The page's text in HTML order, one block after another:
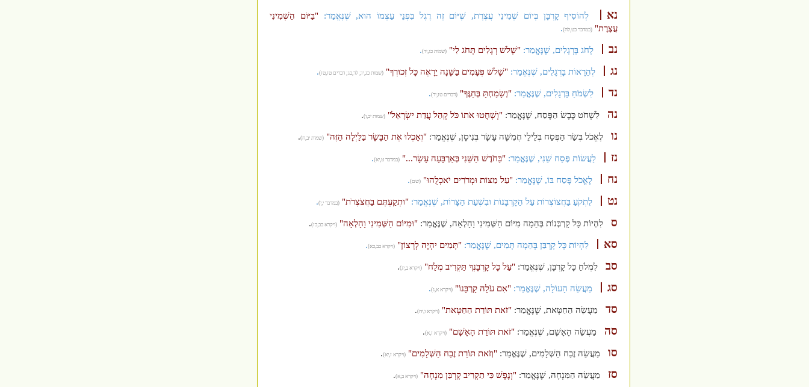
נא לְהוֹסִיף קָרְבָּן בְּיוֹם שְׁמִינִי עֲצֶרֶת, שֶׁיּוֹם זֶה רֶגֶל בִּפְנֵי עַצְמוֹ הוּא, שֶׁנֶּאֱמַר:"בַּיּוֹם הַשְּׁמִינִי
עֲצֶרֶת" (במדבר כט,לה).
נב לָחֹג בָּרְגָלִים, שֶׁנֶּאֱמַר: "שָׁלשׁ רְגָלִים תָּחֹג לִי" (שמות כג,יד).
נג לְהֵרָאוֹת בָּרְגָלִים, שֶׁנֶּאֱמַר: "שָׁלשׁ פְּעָמִים בַּשָּׁנָה יֵרָאֶה כָּל זְכוּרְךָ" (שמות כג,יז; לד,כג; דברים טז,טז).
נד לִשְׂמֹחַ בָּרְגָלִים, שֶׁנֶּאֱמַר: "וְשָׂמַחְתָּ בְּחַגֶּךָ" (דברים טז,יד).
נה לִשְׁחֹט כֶּבֶשׂ הַפֶּסַח, שֶׁנֶּאֱמַר:"וְשָׁחֲטוּ אֹתוֹ כֹּל קְהַל עֲדַת יִשְׂרָאֵל" (שמות יב,ו).
נו לֶאֱכֹל בְּשַׂר הַפֶּסַח בְּלֵילֵי חֲמִשָּׁה עָשָׂר בְּנִיסָן, שֶׁנֶּאֱמַר:"וְאָכְלוּ אֶת הַבָּשָׂר בַּלַּיְלָה הַזֶּה" (שמות יב,ח).
נז לַעֲשׂוֹת פֶּסַח שֵׁנִי, שֶׁנֶּאֱמַר: "בַּחֹדֶשׁ הַשֵּׁנִי בְּאַרְבָּעָה עָשָׂר..." (במדבר ט,יא).
נח לֶאֱכֹל פֶּסַח בּוֹ, שֶׁנֶּאֱמַר: "עַל מַצּוֹת וּמְרֹרִים יֹאכְלֻהוּ" (שם).
נט לִתְקֹעַ בַּחֲצוֹצְרוֹת עַל הַקָּרְבָּנוֹת וּבִשְׁעַת הַצָּרוֹת, שֶׁנֶּאֱמַר: "וּתְקַעְתֶּם בַּחֲצֹצְרֹת" (במדבר י,י).
ס לִהְיוֹת כָּל קָרְבְּנוֹת בְּהֵמָה מִיּוֹם הַשְּׁמִינִי וָהָלְאָה, שֶׁנֶּאֱמַר:"וּמִיּוֹם הַשְּׁמִינִי וָהָלְאָה" (ויקרא כב,כז).
סא לִהְיוֹת כָּל קָרְבַּן בְּהֵמָה תָּמִים, שֶׁנֶּאֱמַר: "תָּמִים יִהְיֶה לְרָצוֹן" (ויקרא כב,כא).
סב לִמְלֹחַ כָּל קָרְבָּן, שֶׁנֶּאֱמַר:"עַל כָּל קָרְבָּנְךָ תַּקְרִיב מֶלַח" (ויקרא ב,יג).
סג מַעֲשֵׂה הָעוֹלָה, שֶׁנֶּאֱמַר: "אִם עֹלָה קָרְבָּנוֹ" (ויקרא א,ג).
סד מַעֲשֵׂה הַחַטָּאת, שֶׁנֶּאֱמַר:"זֹאת תּוֹרַת הַחַטָּאת" (ויקרא ו,יח).
סה מַעֲשֵׂה הָאָשָׁם, שֶׁנֶּאֱמַר:"זֹאת תּוֹרַת הָאָשָׁם" (ויקרא ז,א).
סו מַעֲשֵׂה זֶבַח הַשְּׁלָמִים, שֶׁנֶּאֱמַר:"וְזֹאת תּוֹרַת זֶבַח הַשְּׁלָמִים" (ויקרא ז,יא).
סז מַעֲשֵׂה הַמִּנְחָה, שֶׁנֶּאֱמַר:"וְנֶפֶשׁ כִּי תַקְרִיב קָרְבַּן מִנְחָה" (ויקרא ב,א).